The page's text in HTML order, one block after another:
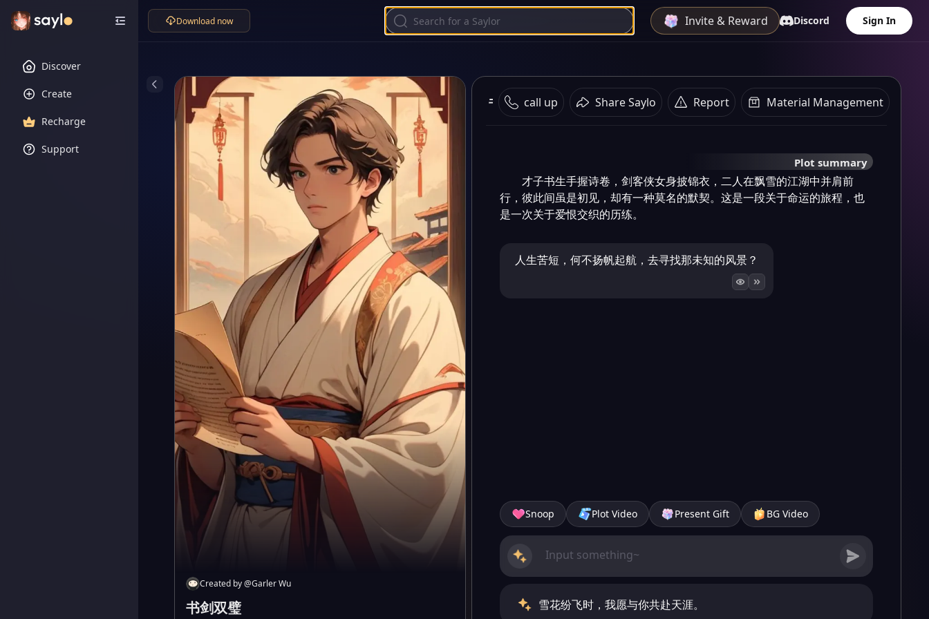
Discover
Create
Recharge
Support
Download now Invite & Reward Discord Sign In
Created by@Garler Wu
书剑双璧
书剑双璧 call up Share Saylo Report Material Management
Plot summary
才子书生手握诗卷，剑客侠女身披锦衣，二人在飘雪的江湖中并肩前
行，彼此间虽是初见，却有一种莫名的默契。这是一段关于命运的旅程，也
是一次关于爱恨交织的历练。
人生苦短，何不扬帆起航，去寻找那未知的风景？
Snoop Plot Video Present Gift BG Video
雪花纷飞时，我愿与你共赴天涯。